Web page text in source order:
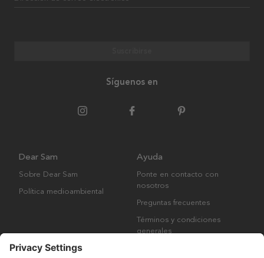
Síguenos en
Dear Sam
Sobre Dear Sam
Política medioambiental
Ayuda
Ponte en contacto con
nosotros
Preguntas frecuentes
Términos y condiciones
generales